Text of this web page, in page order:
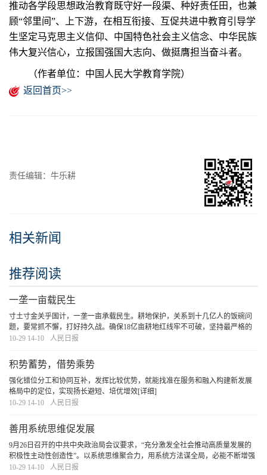
推动各学段思想政治教育既守好一段渠、种好责任田，也兼
顾“邻里间”、上下游，在相互衔接、互促共进中教育引导学
生坚定马克思主义信仰、中国特色社会主义信念、中华民族
伟大复兴信心，立报国强国大志向、做挺膺担当奋斗者。
（作者单位：中国人民大学教育学院）
返回首页>>
责任编辑：牛乐耕
相关新闻
推荐阅读
一垄一亩载民生
寸土寸金关乎国计，一垄一亩承载民生。耕地保护，关系到十几亿人的饭碗问
题，要常抓不懈，打好持久战。确保18亿亩耕地红线牢不可破，坚持最严格的
耕地保护制度，“中国饭碗”必将端得更稳、成色更足。
10-29 14-10 人民日报
积势蓄势，借势乘势
强化错位分工和协同互补，发挥比较优势，就能找准在服务和融入构建新发展
格局中的定位，实现扬长避短、培优增效[详细]
10-29 14-10
人民日报
善用系统思维促发展
9月26日召开的中共中央政治局会议要求，“充分激发全社会推动高质量发展的
积极性主动性创造性”。以系统思维聚合力，用系统方法谋全局，必能不断增强
工作的原则性、系统性、预见性、创造性，在攻坚克难中长本领、出业绩。
10-29 14-10 人民日报